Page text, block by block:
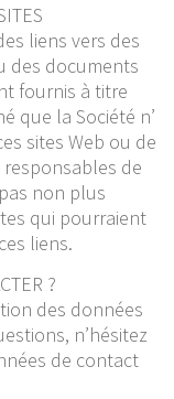
liens vers des
des documents
fournis à titre
que la Société n’
sites Web ou de
de
non plus
qui pourraient
liens.
?
des données
n’hésitez
de contact